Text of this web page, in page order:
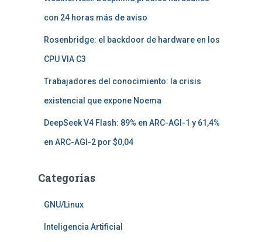
con 24 horas más de aviso
Rosenbridge: el backdoor de hardware en los
CPU VIA C3
Trabajadores del conocimiento: la crisis
existencial que expone Noema
DeepSeek V4 Flash: 89% en ARC-AGI-1 y 61,4%
en ARC-AGI-2 por $0,04
Categorías
GNU/Linux
Inteligencia Artificial